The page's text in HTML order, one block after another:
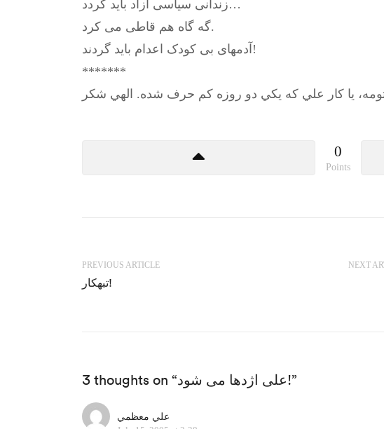
زندانی سیاسی آزاد باید گردد…
گه گاه هم قاطی می کرد.
آدمهای بی کودک اعدام باید گردند!
*******
0
Points
PREVIOUS ARTICLE
تبهکار!
NEXT
3 thoughts on “علی اژدها می شود!”
علي معظمي